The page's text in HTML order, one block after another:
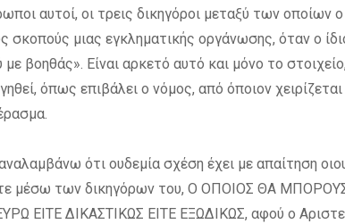
αυτοί, οι τρεις δικηγόροι μεταξύ των οποίων
σκοπούς μιας εγκληματικής οργάνωσης, όταν ο
βοηθάς». Είναι αρκετό αυτό και μόνο το
όπως επιβάλει ο νόμος, από όποιον
ότι ουδεμία σχέση έχει με απαίτηση
μέσω των δικηγόρων του, Ο ΟΠΟΙΟΣ ΘΑ
ΕΙΤΕ ΔΙΚΑΣΤΙΚΩΣ ΕΙΤΕ ΕΞΩΔΙΚΩΣ, αφού ο